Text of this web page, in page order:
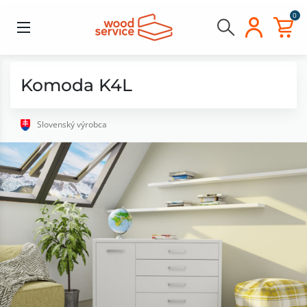
0
Komoda K4L
Slovenský výrobca